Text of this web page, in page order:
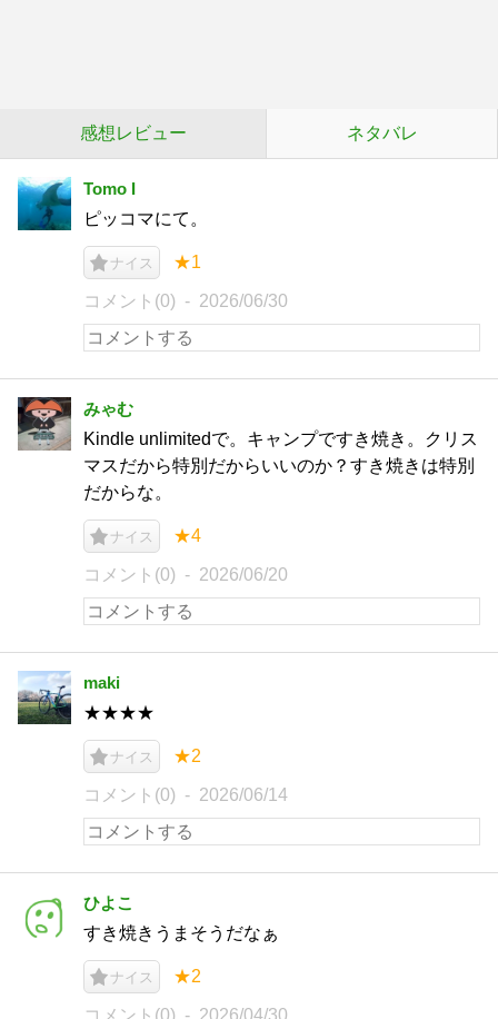
感想レビュー ネタバレ
Tomo I
ピッコマにて。
ナイス ★1
コメント(0) 2026/06/30
みゃむ
Kindle unlimitedで。キャンプですき焼き。クリス
マスだから特別だからいいのか？すき焼きは特別
だからな。
ナイス ★4
コメント(0) 2026/06/20
maki
★★★★
ナイス ★2
コメント(0) 2026/06/14
ひよこ
すき焼きうまそうだなぁ
ナイス ★2
コメント(0) 2026/04/30